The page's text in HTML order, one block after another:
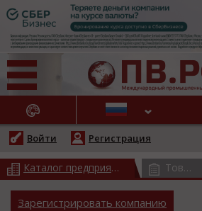
НОВОСТИ
Войти Регистрация
Каталог предприятий (всего 17564)
Товарный каталог
Зарегистрировать компанию